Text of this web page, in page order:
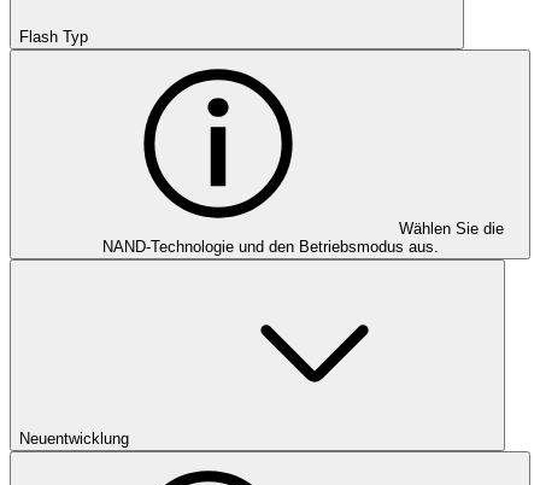
Flash Typ
Wählen Sie die
NAND-Technologie und den Betriebsmodus aus.
Neuentwicklung